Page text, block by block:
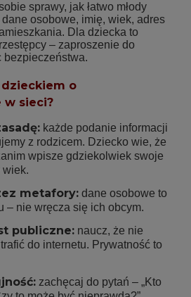
sprawy, jak łatwo młody
osobowe, imię, wiek, adres
Dla dziecka to
– zaproszenie do
bezpieczeństwa.
o
w sieci?
każde podanie informacji
z rodzicem. Dziecko wie, że
wpisze gdziekolwiek swoje
wiek.
metafory: dane osobowe to
– nie wręcza się ich obcym.
publiczne: naucz, że nie
do internetu. Prywatność to
zachęcaj do pytań – „Kto